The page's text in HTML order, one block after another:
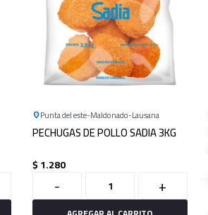
Punta del este Maldonado Lausana
PECHUGAS DE POLLO SADIA 3KG
$1.280
- +